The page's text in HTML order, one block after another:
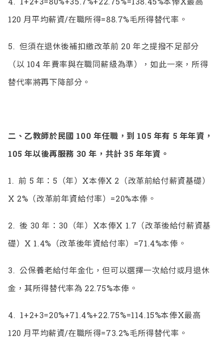
120 月平均薪資/在職所得=88.7%毛所得替代率。
5. 但須在退休後補扣繳改革前 20 年之提撥不足部分
（以 104 年費率與在職同薪級為準），如此一來，所得
替代率將再下降部分。
二、 乙教師於民國 100 年任職，到 105 年有 5 年年資，
105 年以後再服務 30 年，共計 35 年年資。
1. 前 5 年：5（年）X本俸X 2（改革前給付薪資基礎）
X 2%（改革前年資給付率）=20%本俸。
2. 後 30 年：30（年）X本俸X 1.7（改革後給付薪資基
礎）X 1.4%（改革後年資給付率）=71.4%本俸。
3. 公保養老給付年金化，但可以選擇一次給付或月退休
金，其所得替代率為 22.75%本俸。
4. 1+2+3=20%+71.4%+22.75%=114.15%本俸X最高
120 月平均薪資/在職所得=73.2%毛所得替代率。